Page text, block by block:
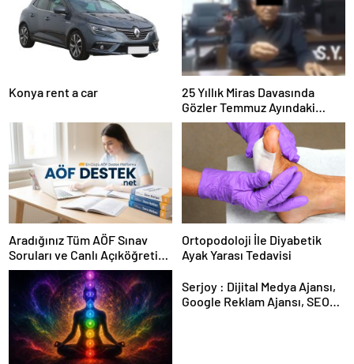
Konya rent a car
25 Yıllık Miras Davasında
Gözler Temmuz Ayındaki
Karar Duruşmasına Çevrildi
Aradığınız Tüm AÖF Sınav
Soruları ve Canlı Açıköğretim
Forumu Burada
Ortopodoloji İle Diyabetik
Ayak Yarası Tedavisi
Serjoy : Dijital Medya Ajansı,
Google Reklam Ajansı, SEO